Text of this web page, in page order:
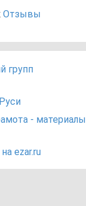
Отзывы
групп
- материалы
ezar.ru